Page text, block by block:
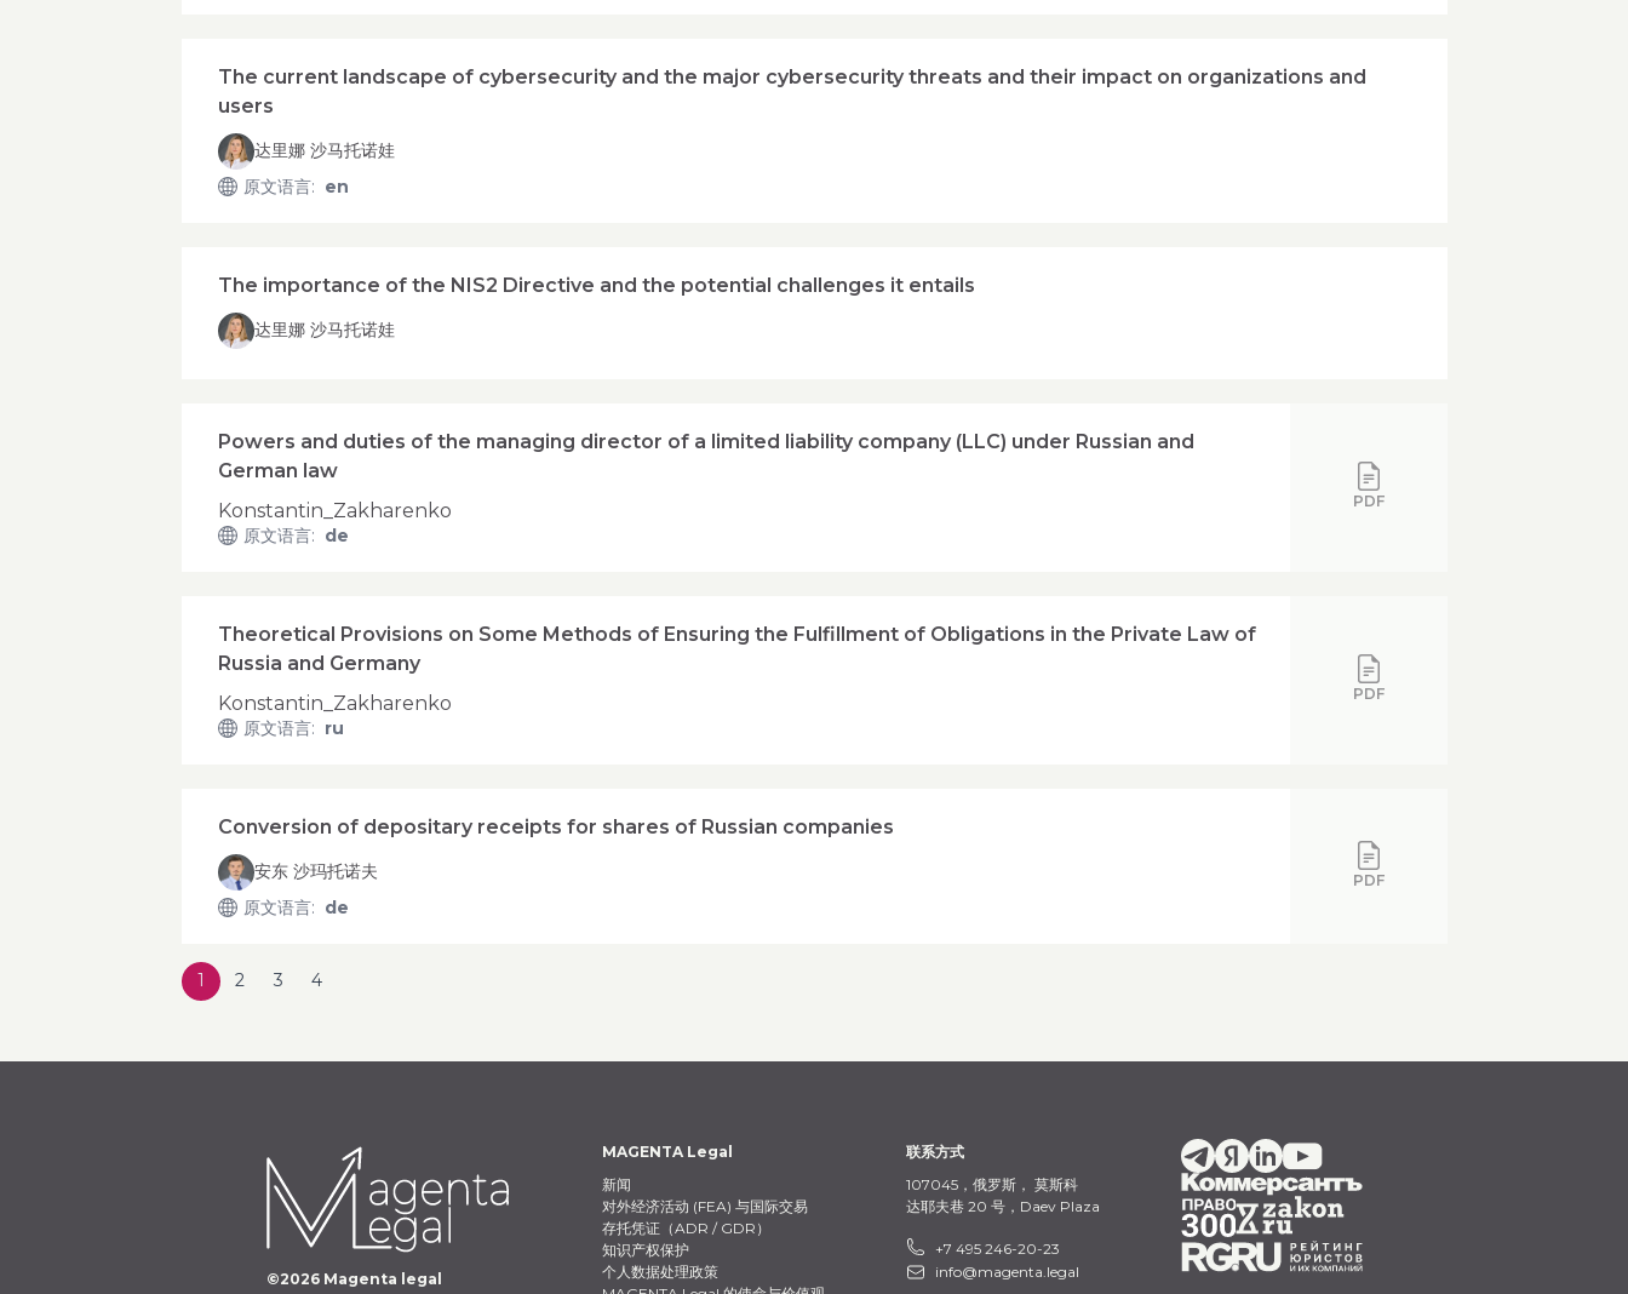
The current landscape of cybersecurity and the major cybersecurity threats and their impact on organizations and
users
达里娜 沙马托诺娃
原文语言: en
The importance of the NIS2 Directive and the potential challenges it entails
达里娜 沙马托诺娃
Powers and duties of the managing director of a limited liability company (LLC) under Russian and
German law
Konstantin_Zakharenko
原文语言: de
PDF
Theoretical Provisions on Some Methods of Ensuring the Fulfillment of Obligations in the Private Law of
Russia and Germany
Konstantin_Zakharenko
原文语言: ru
PDF
Conversion of depositary receipts for shares of Russian companies
安东 沙玛托诺夫
原文语言: de
PDF
1 2 3 4
©2026 Magenta legal
MAGENTA Legal
新闻
对外经济活动 (FEA) 与国际交易
存托凭证（ADR / GDR）
知识产权保护
个人数据处理政策
联系方式
107045，俄罗斯， 莫斯科
达耶夫巷 20 号，Daev Plaza
+7 495 246-20-23
info@magenta.legal